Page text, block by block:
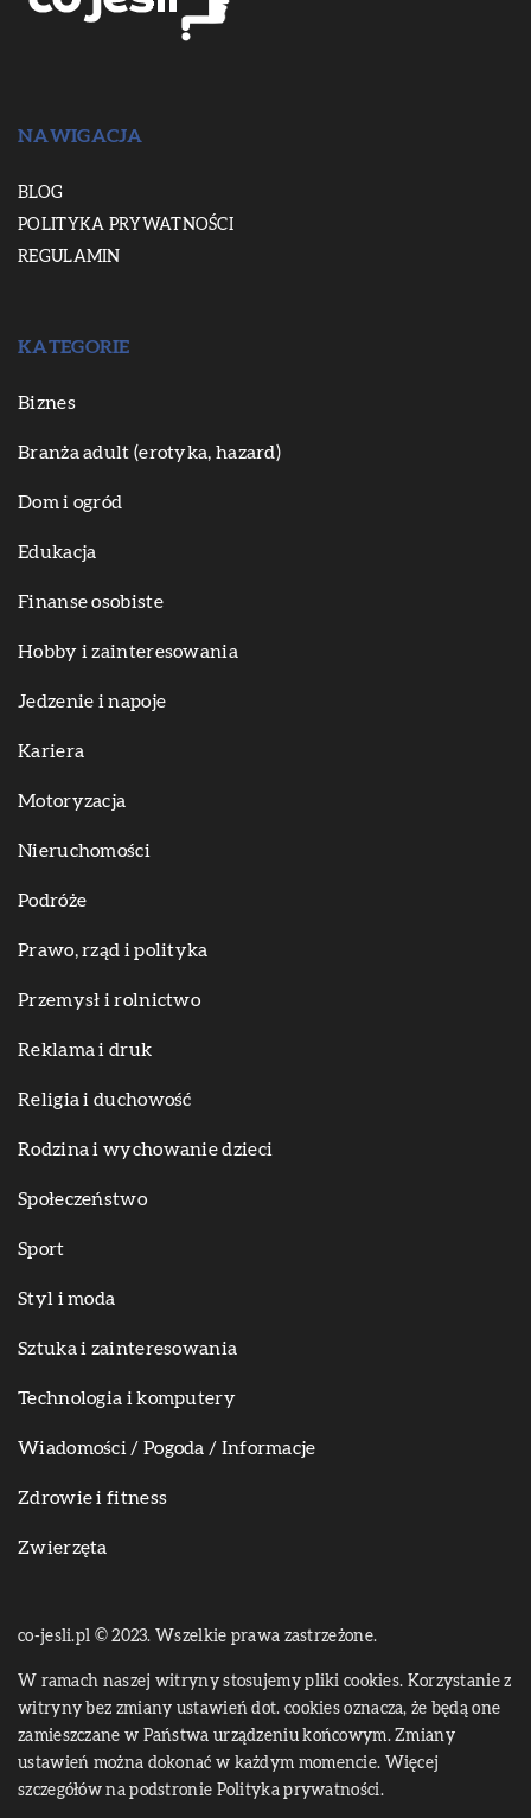
NAWIGACJA
BLOG
POLITYKA PRYWATNOŚCI
REGULAMIN
KATEGORIE
Biznes
Branża adult (erotyka, hazard)
Dom i ogród
Edukacja
Finanse osobiste
Hobby i zainteresowania
Jedzenie i napoje
Kariera
Motoryzacja
Nieruchomości
Podróże
Prawo, rząd i polityka
Przemysł i rolnictwo
Reklama i druk
Religia i duchowość
Rodzina i wychowanie dzieci
Społeczeństwo
Sport
Styl i moda
Sztuka i zainteresowania
Technologia i komputery
Wiadomości / Pogoda / Informacje
Zdrowie i fitness
Zwierzęta
co-jesli.pl © 2023. Wszelkie prawa zastrzeżone.
W ramach naszej witryny stosujemy pliki cookies. Korzystanie z
witryny bez zmiany ustawień dot. cookies oznacza, że będą one
zamieszczane w Państwa urządzeniu końcowym. Zmiany
ustawień można dokonać w każdym momencie. Więcej
szczegółów na podstronie Polityka prywatności.